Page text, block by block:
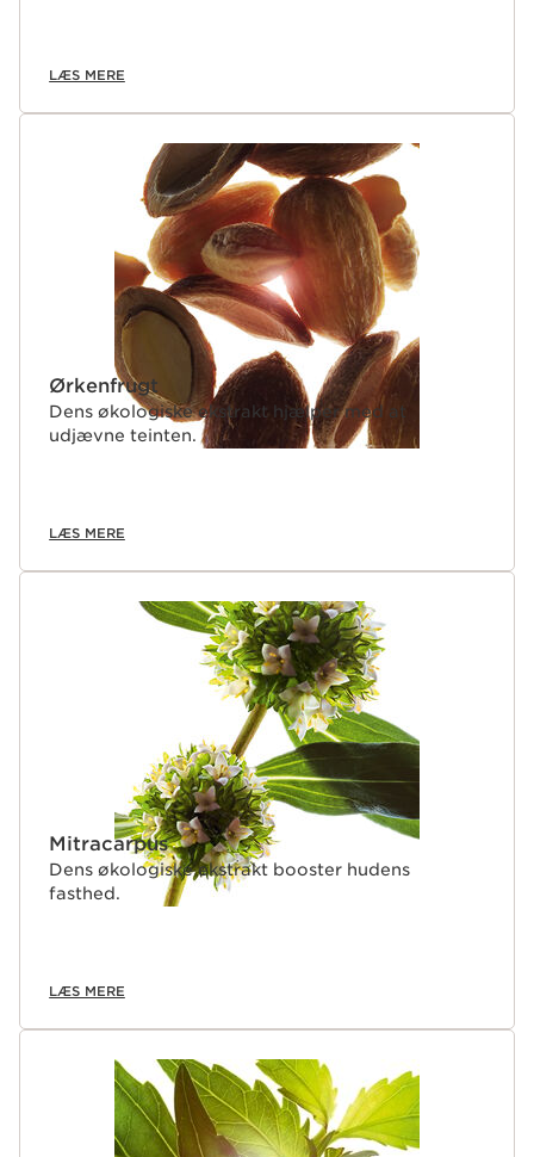
LÆS MERE
Ørkenfrugt
Dens økologiske ekstrakt hjælper med at
udjævne teinten.
LÆS MERE
Mitracarpus
Dens økologiske ekstrakt booster hudens
fasthed.
LÆS MERE